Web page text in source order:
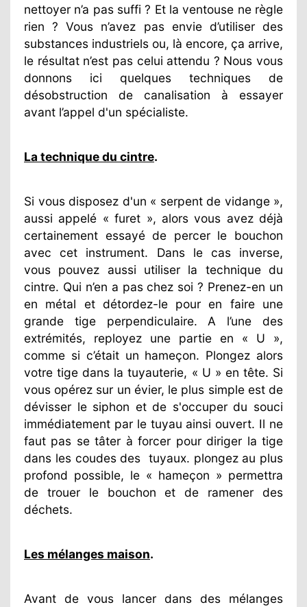
nettoyer n’a pas suffi ? Et la ventouse ne règle
rien ? Vous n’avez pas envie d’utiliser des
substances industriels ou, là encore, ça arrive,
le résultat n’est pas celui attendu ? Nous vous
donnons ici quelques techniques de
désobstruction de canalisation à essayer
avant l’appel d'un spécialiste.
La technique du cintre.
Si vous disposez d'un « serpent de vidange »,
aussi appelé « furet », alors vous avez déjà
certainement essayé de percer le bouchon
avec cet instrument. Dans le cas inverse,
vous pouvez aussi utiliser la technique du
cintre. Qui n’en a pas chez soi ? Prenez-en un
en métal et détordez-le pour en faire une
grande tige perpendiculaire. A l’une des
extrémités, reployez une partie en « U »,
comme si c’était un hameçon. Plongez alors
votre tige dans la tuyauterie, « U » en tête. Si
vous opérez sur un évier, le plus simple est de
dévisser le siphon et de s'occuper du souci
immédiatement par le tuyau ainsi ouvert. Il ne
faut pas se tâter à forcer pour diriger la tige
dans les coudes des tuyaux. plongez au plus
profond possible, le « hameçon » permettra
de trouer le bouchon et de ramener des
déchets.
Les mélanges maison.
Avant de vous lancer dans des mélanges